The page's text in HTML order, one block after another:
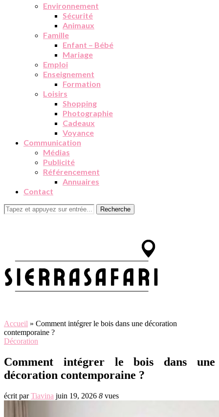
Environnement
Sécurité
Animaux
Famille
Enfant – Bébé
Mariage
Emploi
Enseignement
Formation
Loisirs
Shopping
Photographie
Cadeaux
Voyance
Communication
Médias
Publicité
Référencement
Annuaires
Contact
Recherche
Accueil » Comment intégrer le bois dans une décoration
contemporaine ?
Décoration
Comment intégrer le bois dans une
décoration contemporaine ?
écrit parTiavina juin 19, 2026 8 vues